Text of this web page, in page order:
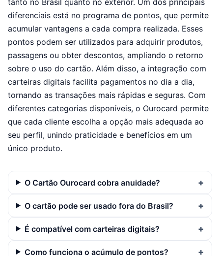
tanto no Brasil quanto no exterior. Um dos principais
diferenciais está no programa de pontos, que permite
acumular vantagens a cada compra realizada. Esses
pontos podem ser utilizados para adquirir produtos,
passagens ou obter descontos, ampliando o retorno
sobre o uso do cartão. Além disso, a integração com
carteiras digitais facilita pagamentos no dia a dia,
tornando as transações mais rápidas e seguras. Com
diferentes categorias disponíveis, o Ourocard permite
que cada cliente escolha a opção mais adequada ao
seu perfil, unindo praticidade e benefícios em um
único produto.
O Cartão Ourocard cobra anuidade?
O cartão pode ser usado fora do Brasil?
É compatível com carteiras digitais?
Como funciona o acúmulo de pontos?